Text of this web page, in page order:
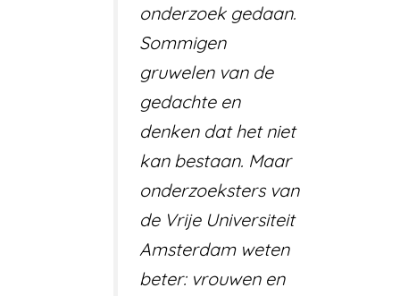
onderzoek gedaan.
Sommigen
gruwelen van de
gedachte en
denken dat het niet
kan bestaan. Maar
onderzoeksters van
de Vrije Universiteit
Amsterdam weten
beter: vrouwen en